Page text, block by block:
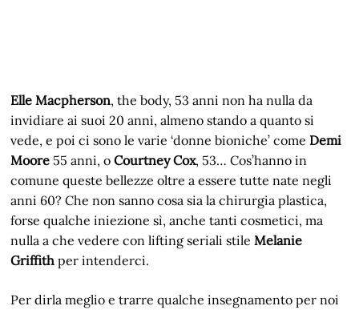
Elle Macpherson, the body, 53 anni non ha nulla da
invidiare ai suoi 20 anni, almeno stando a quanto si
vede, e poi ci sono le varie ‘donne bioniche’ comeDemi
Moore 55 anni, oCourtney Cox, 53… Cos’hanno in
comune queste bellezze oltre a essere tutte nate negli
anni 60? Che non sanno cosa sia la chirurgia plastica,
forse qualche iniezione sì, anche tanti cosmetici, ma
nulla a che vedere con lifting seriali stile Melanie
Griffith per intenderci.
Per dirla meglio e trarre qualche insegnamento per noi